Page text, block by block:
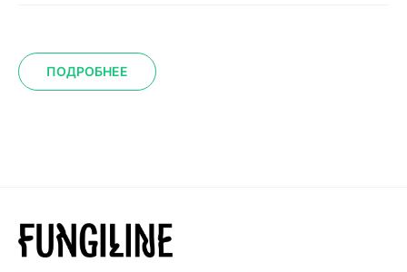
ПОДРОБНЕЕ